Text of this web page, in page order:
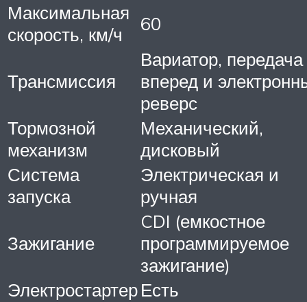
Максимальная
скорость, км/ч
60
Трансмиссия
Вариатор, передача
вперед и
реверс
Тормозной
механизм
Механический,
дисковый
Система
запуска
Электрическая и
ручная
Зажигание
CDI (емкостное
программируемое
зажигание)
ЭлектростартерЕсть